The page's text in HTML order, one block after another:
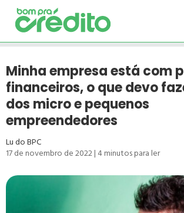
Minha empresa está com
financeiros, o que devo
dos micro e pequenos
empreendedores
Lu do BPC
17 de novembro de 2022| 4minutos para ler